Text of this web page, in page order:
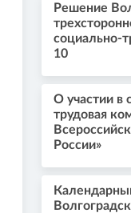
Решение
социально-
10
О участии в
трудовая
России»